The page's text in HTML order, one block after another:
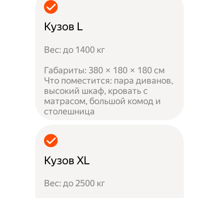
Кузов L
Вес: до 1400 кг
Габариты: 380 × 180 × 180 см
Что поместится: пара диванов,
высокий шкаф, кровать с
матрасом, большой комод и
столешница
Кузов XL
Вес: до 2500 кг